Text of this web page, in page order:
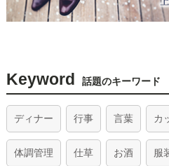
Keyword 話題のキーワード
ディナー 行事 言葉 カ
体調管理 仕草 お酒 服